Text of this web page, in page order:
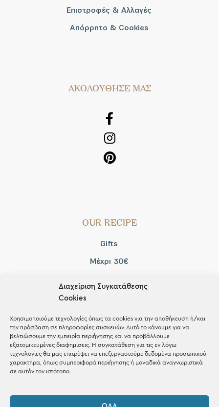
Διαχείριση Συγκατάθεσης
Cookies
Χρησιμοποιούμε τεχνολογίες όπως τα cookies για την αποθήκευση ή/και
την πρόσβαση σε πληροφορίες συσκευών. Αυτό το κάνουμε για να
βελτιώσουμε την εμπειρία περιήγησης και να προβάλλουμε
εξατομικευμένες διαφημίσεις. Η συγκατάθεση για τις εν λόγω
τεχνολογίες θα μας επιτρέψει να επεξεργαστούμε δεδομένα προσωπικού
χαρακτήρα, όπως συμπεριφορά περιήγησης ή μοναδικά αναγνωριστικά
σε αυτόν τον ιστότοπο.
Επιστροφές & Αλλαγές
Απόρρητο & Cookies
AΚΟΛΟΥΘΗΣΕ ΜΑΣ
OUR RECIPE
Gifts
Μέχρι 30€
Shop the look
ΚΑΤΑΣΤΗΜΑ
2421 217300